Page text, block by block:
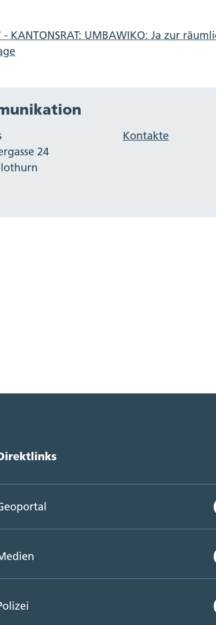
- KANTONSRAT: UMBAWIKO: Ja zur
24
Kontakte